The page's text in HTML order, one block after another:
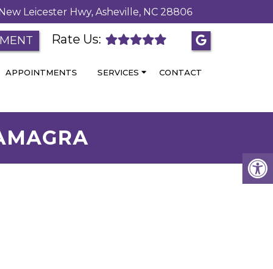
Leicester Hwy, Asheville, NC 28806
Rate Us:
APPOINTMENTS SERVICES CONTACT